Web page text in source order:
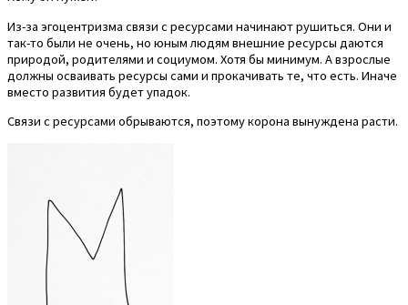
Из-за эгоцентризма связи с ресурсами начинают рушиться. Они и
так-то были не очень, но юным людям внешние ресурсы даются
природой, родителями и социумом. Хотя бы минимум. А взрослые
должны осваивать ресурсы сами и прокачивать те, что есть. Иначе
вместо развития будет упадок.
Связи с ресурсами обрываются, поэтому корона вынуждена расти.